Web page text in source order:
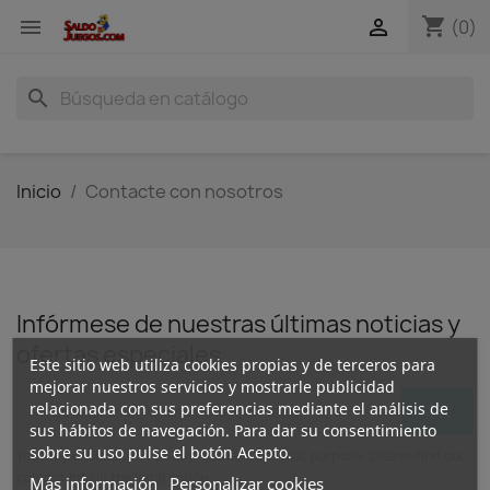
 shopping_cart (0)

search
Inicio Contacte con nosotros
Infórmese de nuestras últimas noticias y
ofertas especiales
You may unsubscribe at any moment. For that purpose, please find our
contact info in the legal notice.
Este sitio web utiliza cookies propias y de terceros para
mejorar nuestros servicios y mostrarle publicidad
relacionada con sus preferencias mediante el análisis de
sus hábitos de navegación. Para dar su consentimiento
sobre su uso pulse el botón Acepto.
Más información Personalizar cookies